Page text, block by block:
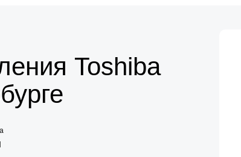
Toshiba